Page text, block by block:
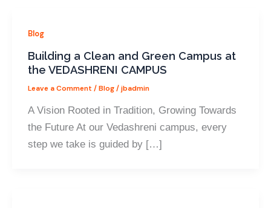
Blog
Building a Clean and Green Campus at
the VEDASHRENI CAMPUS
Leave a Comment /Blog/jbadmin
A Vision Rooted in Tradition, Growing Towards
the Future At our Vedashreni campus, every
step we take is guided by […]